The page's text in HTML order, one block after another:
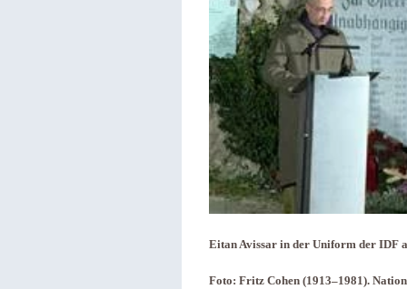
Eitan Avissar in der Uniform der IDF
Foto: Fritz Cohen (1913–1981).